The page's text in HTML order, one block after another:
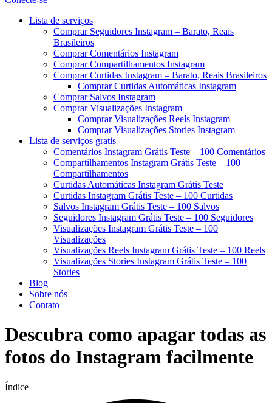
Menu
Lista de serviços
Comprar Seguidores Instagram – Barato, Reais
Brasileiros
Comprar Comentários Instagram
Comprar Compartilhamentos Instagram
Comprar Curtidas Instagram – Barato, Reais Brasileiros
Comprar Curtidas Automáticas Instagram
Comprar Salvos Instagram
Comprar Visualizações Instagram
Comprar Visualizações Reels Instagram
Comprar Visualizações Stories Instagram
Lista de serviços gratis
Comentários Instagram Grátis Teste – 100 Comentários
Compartilhamentos Instagram Grátis Teste – 100
Compartilhamentos
Curtidas Automáticas Instagram Grátis Teste
Curtidas Instagram Grátis Teste – 100 Curtidas
Salvos Instagram Grátis Teste – 100 Salvos
Seguidores Instagram Grátis Teste – 100 Seguidores
Visualizações Instagram Grátis Teste – 100
Visualizações
Visualizações Reels Instagram Grátis Teste – 100 Reels
Visualizações Stories Instagram Grátis Teste – 100
Stories
Blog
Sobre nós
Contato
Descubra como apagar todas as
fotos do Instagram facilmente
Índice